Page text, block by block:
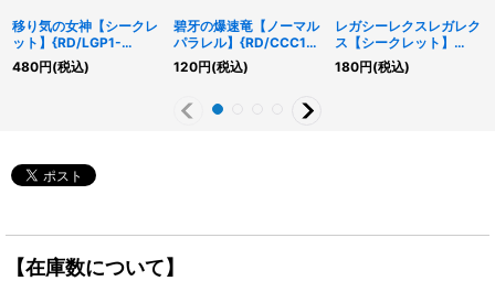
移り気の女神【シークレ
ット】{RD/LGP1-
JP011}《RDモンスタ
ー》
480円(税込)
碧牙の爆速竜【ノーマル
パラレル】{RD/CCC1-
JP006}《RDモンスタ
ー》
120円(税込)
レガシーレクスレガレク
ス【シークレット】
{RD/VSP1-JP032}
《RDモンスター》
180円(税込)
【在庫数について】